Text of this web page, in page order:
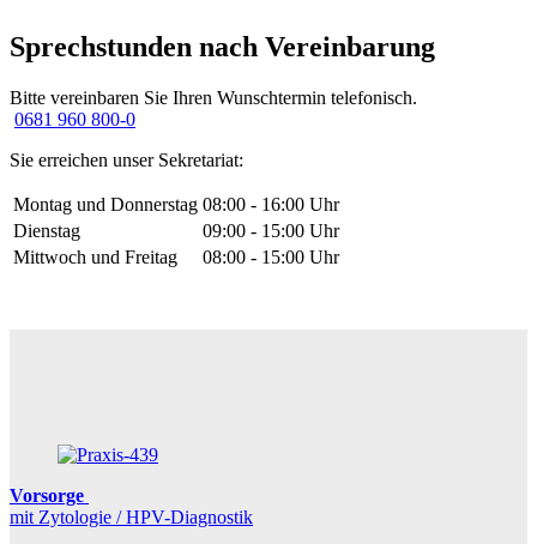
Sprechstunden nach Vereinbarung
Bitte vereinbaren Sie Ihren Wunschtermin telefonisch.
0681 960 800-0
Sie erreichen unser Sekretariat:
Montag und Donnerstag 08:00 - 16:00 Uhr
Dienstag
09:00 - 15:00 Uhr
Mittwoch und Freitag
08:00 - 15:00 Uhr
Vorsorge
mit Zytologie / HPV-Diagnostik